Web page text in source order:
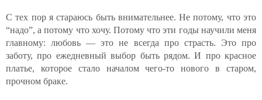
С тех пор я стараюсь быть внимательнее. Не потому, что это
“надо”, а потому что хочу. Потому что эти годы научили меня
главному: любовь — это не всегда про страсть. Это про
заботу, про ежедневный выбор быть рядом. И про красное
платье, которое стало началом чего-то нового в старом,
прочном браке.